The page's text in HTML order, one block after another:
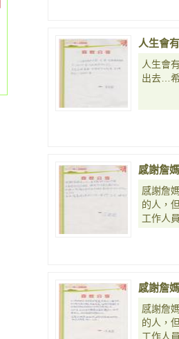
人生會
人生會
出去…
感謝詹
感謝詹
的人，
工作人
感謝詹
感謝詹
的人，
工作人